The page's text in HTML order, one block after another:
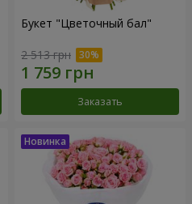
Букет "Цветочный бал"
2 513 грн
Заказать